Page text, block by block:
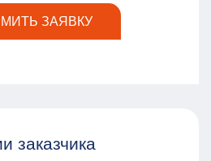
ЗАЯВКУ
заказчика